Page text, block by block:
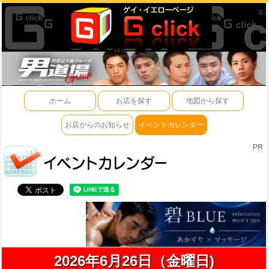
ホーム お店を探す 地図から探す
お店からのお知らせ イベントカレンダー
PR
2026年6月26日（金曜日)